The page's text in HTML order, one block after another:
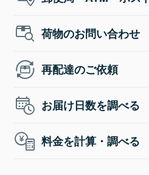
荷物のお問い合わせ
再配達のご依頼
お届け日数を調べる
料金を計算・調べる